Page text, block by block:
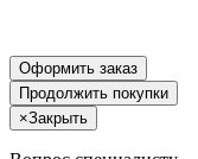
Оформить заказ
Продолжить покупки
×Закрыть